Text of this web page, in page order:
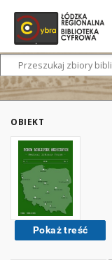
OBIEKT
Pokaż treść